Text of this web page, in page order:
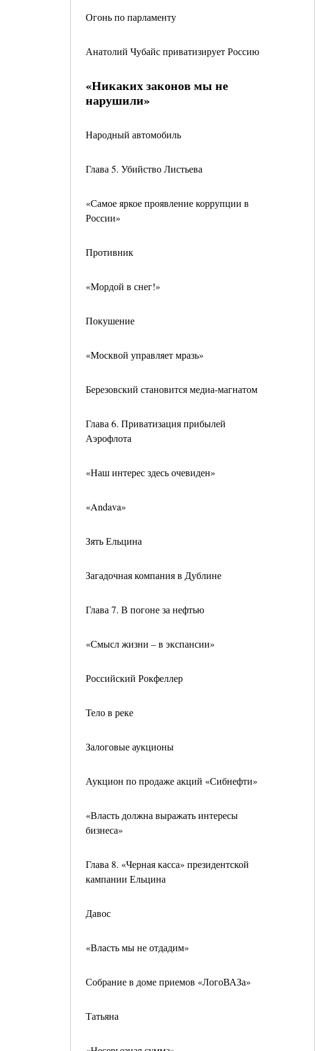
Огонь по парламенту
Анатолий Чубайс приватизирует Россию
«Никаких законов мы не
нарушили»
Народный автомобиль
Глава 5. Убийство Листьева
«Самое яркое проявление коррупции в
России»
Противник
«Мордой в снег!»
Покушение
«Москвой управляет мразь»
Березовский становится медиа-магнатом
Глава 6. Приватизация прибылей
Аэрофлота
«Наш интерес здесь очевиден»
«Andava»
Зять Ельцина
Загадочная компания в Дублине
Глава 7. В погоне за нефтью
«Смысл жизни – в экспансии»
Российский Рокфеллер
Тело в реке
Залоговые аукционы
Аукцион по продаже акций «Сибнефти»
«Власть должна выражать интересы
бизнеса»
Глава 8. «Черная касса» президентской
кампании Ельцина
Давос
«Власть мы не отдадим»
Собрание в доме приемов «ЛогоВАЗа»
Татьяна